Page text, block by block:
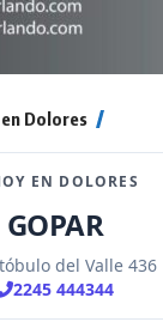
Dolores